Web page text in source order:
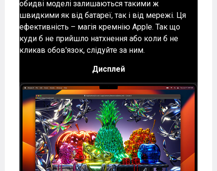
обидві моделі залишаються такими ж
швидкими як від батареї, так і від мережі. Ця
ефективність – магія кремнію Apple. Так що
куди б не прийшло натхнення або коли б не
кликав обов'язок, слідуйте за ним.
Дисплей